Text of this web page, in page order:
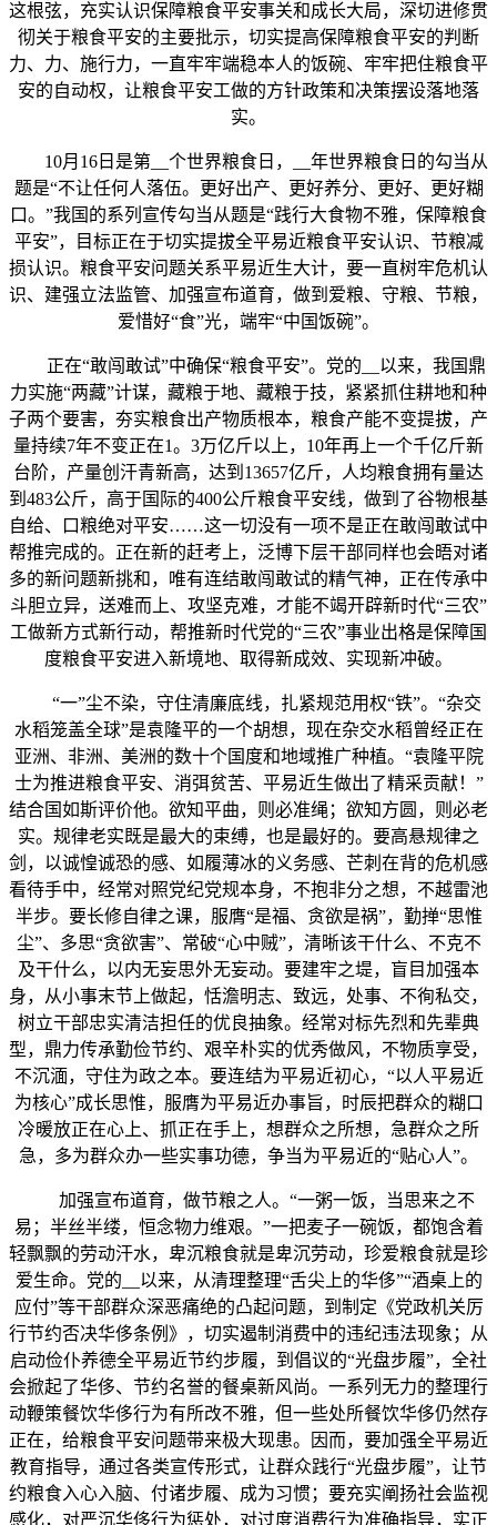
这根弦，充实认识保障粮食平安事关和成长大局，深切进修贯
彻关于粮食平安的主要批示，切实提高保障粮食平安的判断
力、力、施行力，一直牢牢端稳本人的饭碗、牢牢把住粮食平
安的自动权，让粮食平安工做的方针政策和决策摆设落地落
实。
10月16日是第__个世界粮食日，__年世界粮食日的勾当从
题是“不让任何人落伍。更好出产、更好养分、更好、更好糊
口。”我国的系列宣传勾当从题是“践行大食物不雅，保障粮食
平安”，目标正在于切实提拔全平易近粮食平安认识、节粮减
损认识。粮食平安问题关系平易近生大计，要一直树牢危机认
识、建强立法监管、加强宣布道育，做到爱粮、守粮、节粮，
爱惜好“食”光，端牢“中国饭碗”。
正在“敢闯敢试”中确保“粮食平安”。党的__以来，我国鼎
力实施“两藏”计谋，藏粮于地、藏粮于技，紧紧抓住耕地和种
子两个要害，夯实粮食出产物质根本，粮食产能不变提拔，产
量持续7年不变正在1。3万亿斤以上，10年再上一个千亿斤新
台阶，产量创汗青新高，达到13657亿斤，人均粮食拥有量达
到483公斤，高于国际的400公斤粮食平安线，做到了谷物根基
自给、口粮绝对平安……这一切没有一项不是正在敢闯敢试中
帮推完成的。正在新的赶考上，泛博下层干部同样也会晤对诸
多的新问题新挑和，唯有连结敢闯敢试的精气神，正在传承中
斗胆立异，送难而上、攻坚克难，才能不竭开辟新时代“三农”
工做新方式新行动，帮推新时代党的“三农”事业出格是保障国
度粮食平安进入新境地、取得新成效、实现新冲破。
“一”尘不染，守住清廉底线，扎紧规范用权“铁”。“杂交
水稻笼盖全球”是袁隆平的一个胡想，现在杂交水稻曾经正在
亚洲、非洲、美洲的数十个国度和地域推广种植。“袁隆平院
士为推进粮食平安、消弭贫苦、平易近生做出了精采贡献！”
结合国如斯评价他。欲知平曲，则必准绳；欲知方圆，则必老
实。规律老实既是最大的束缚，也是最好的。要高悬规律之
剑，以诚惶诚恐的感、如履薄冰的义务感、芒刺在背的危机感
看待手中，经常对照党纪党规本身，不抱非分之想，不越雷池
半步。要长修自律之课，服膺“是福、贪欲是祸”，勤掸“思惟
尘”、多思“贪欲害”、常破“心中贼”，清晰该干什么、不克不
及干什么，以内无妄思外无妄动。要建牢之堤，盲目加强本
身，从小事末节上做起，恬澹明志、致远，处事、不徇私交，
树立干部忠实清洁担任的优良抽象。经常对标先烈和先辈典
型，鼎力传承勤俭节约、艰辛朴实的优秀做风，不物质享受，
不沉湎，守住为政之本。要连结为平易近初心，“以人平易近
为核心”成长思惟，服膺为平易近办事旨，时辰把群众的糊口
冷暖放正在心上、抓正在手上，想群众之所想，急群众之所
急，多为群众办一些实事功德，争当为平易近的“贴心人”。
加强宣布道育，做节粮之人。“一粥一饭，当思来之不
易；半丝半缕，恒念物力维艰。”一把麦子一碗饭，都饱含着
轻飘飘的劳动汗水，卑沉粮食就是卑沉劳动，珍爱粮食就是珍
爱生命。党的__以来，从清理整理“舌尖上的华侈”“酒桌上的
应付”等干部群众深恶痛绝的凸起问题，到制定《党政机关厉
行节约否决华侈条例》，切实遏制消费中的违纪违法现象；从
启动俭仆养德全平易近节约步履，到倡议的“光盘步履”，全社
会掀起了华侈、节约名誉的餐桌新风尚。一系列无力的整理行
动鞭策餐饮华侈行为有所改不雅，但一些处所餐饮华侈仍然存
正在，给粮食平安问题带来极大现患。因而，要加强全平易近
教育指导，通过各类宣传形式，让群众践行“光盘步履”，让节
约粮食入心入脑、付诸步履、成为习惯；要充实阐扬社会监视
感化，对严沉华侈行为惩处，对过度消费行为准确指导，实正